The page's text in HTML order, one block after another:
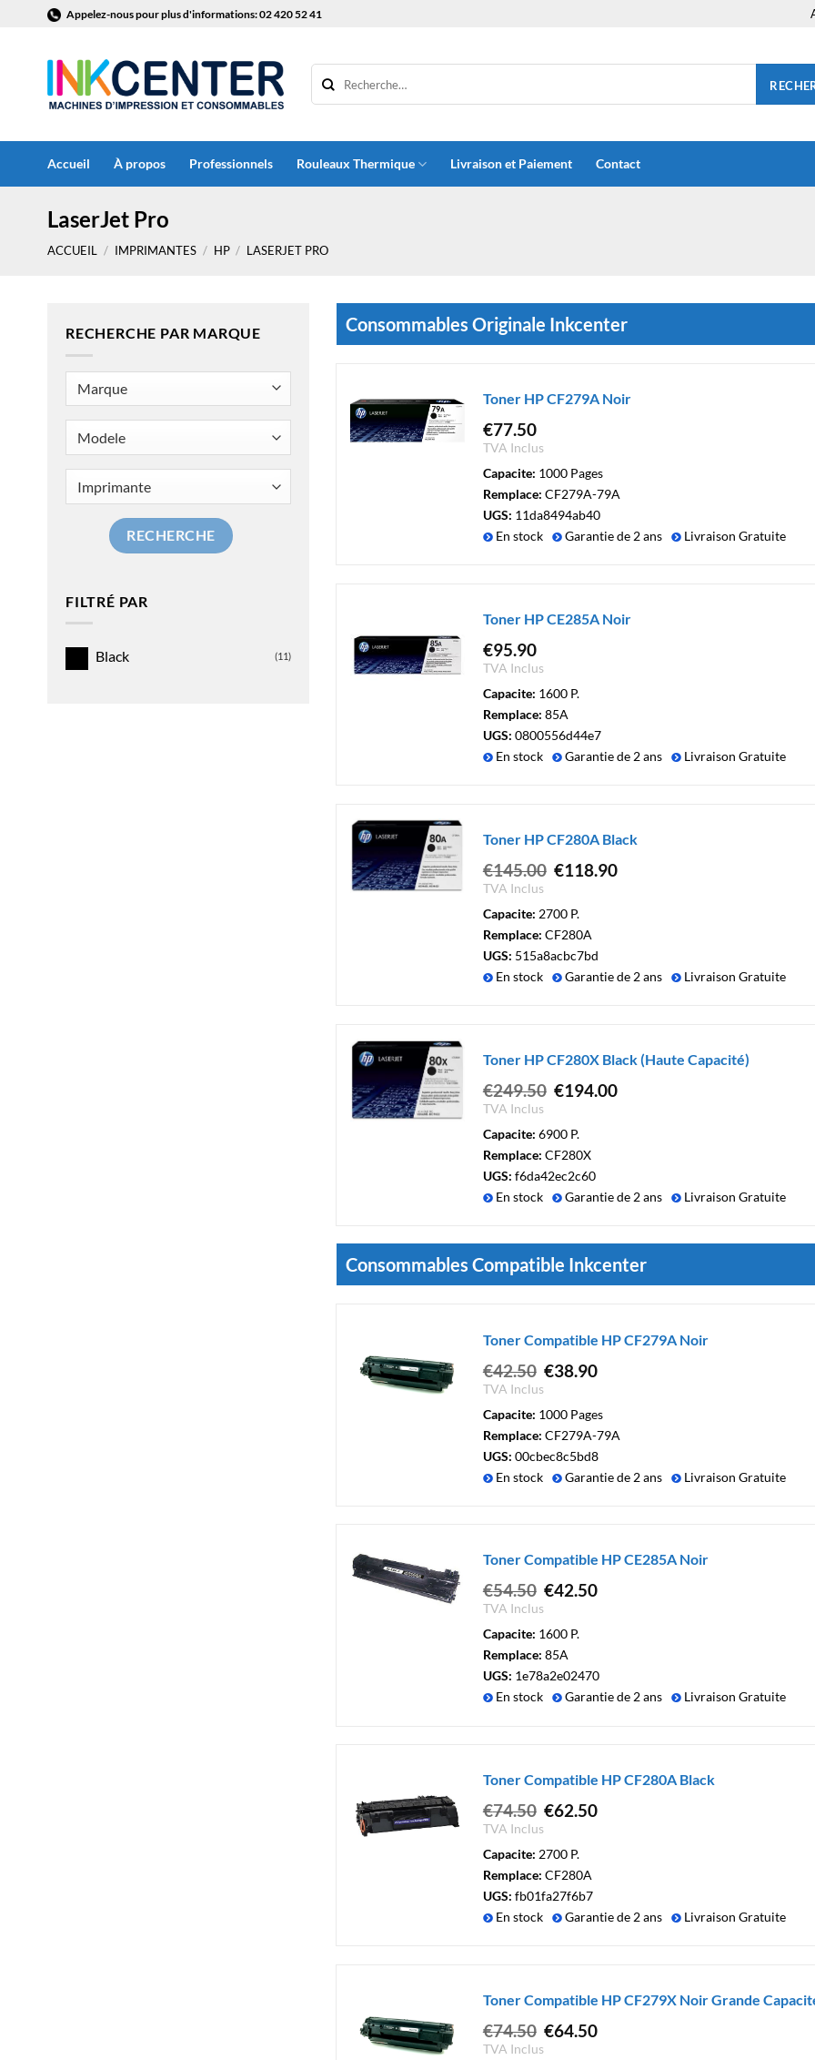
contenu
Appelez-nous pour plus d'informations: 02 420 52 41
Accueil À propos Professionnels Rouleaux Thermique Livraison et Paiement Contact
LaserJet Pro
ACCUEIL / IMPRIMANTES / HP / LASERJET PRO
RECHERCHE PAR MARQUE
RECHERCHE
FILTRÉ PAR
Black (11)
Consommables Originale Inkcenter
Toner HP CF279A Noir
€77.50
TVA Inclus
Capacite: 1000 Pages
Remplace: CF279A-79A
UGS: 11da8494ab40
En stock
Garantie de 2 ans Livraison Gratuite
Toner HP CE285A Noir
€95.90
TVA Inclus
Capacite: 1600 P.
Remplace: 85A
UGS: 0800556d44e7
En stock
Garantie de 2 ans Livraison Gratuite
Toner HP CF280A Black
€145.00 Le
initial
était :
€145.00.
€118.90Le
TVA Inclus
Capacite: 2700 P.
Remplace: CF280A
UGS: 515a8acbc7bd
En stock
Garantie de 2 ans Livraison Gratuite
Toner HP CF280X Black (Haute Capacité)
€249.50 Le
initial
était :
€249.50.
€194.00Le
TVA Inclus
Capacite: 6900 P.
Remplace: CF280X
UGS: f6da42ec2c60
En stock
Garantie de 2 ans Livraison Gratuite
Consommables Compatible Inkcenter
Toner Compatible HP CF279A Noir
€42.50 Le
prix
initial
était :
€42.50.
€38.90Le
est :
€38.90.
TVA Inclus
Capacite: 1000 Pages
Remplace: CF279A-79A
UGS: 00cbec8c5bd8
En stock
Garantie de 2 ans Livraison Gratuite
Toner Compatible HP CE285A Noir
€54.50 Le
prix
initial
était :
€54.50.
€42.50Le
€42.50.
TVA Inclus
Capacite: 1600 P.
Remplace: 85A
UGS: 1e78a2e02470
En stock
Garantie de 2 ans Livraison Gratuite
Toner Compatible HP CF280A Black
€74.50 Le
prix
initial
était :
€74.50.
€62.50Le
TVA Inclus
Capacite: 2700 P.
Remplace: CF280A
UGS: fb01fa27f6b7
En stock
Garantie de 2 ans Livraison Gratuite
Toner Compatible HP CF279X Noir Grande
€74.50 Le
prix
€64.50Le
TVA Inclus